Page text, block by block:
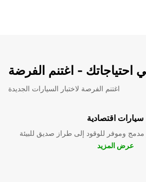
احتياجاتك - اغتنم الفرضة
اغتنم الفرصة لاختبار السيارات الجديدة
سيارات اقتصادية
وموفر للوقود إلى طراز صديق للبيئة
عرض المزيد